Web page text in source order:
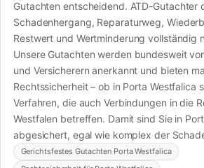
Gutachten entscheidend. ATD-Gutachter
Schadenhergang, Reparaturweg,
Restwert und Wertminderung vollständig
Unsere Gutachten werden bundesweit
und Versicherern anerkannt und bieten
Rechtssicherheit – ob in Porta Westfalica
Verfahren, die auch Verbindungen in die
Westfalen betreffen. Damit sind Sie in
abgesichert, egal wie komplex der
Gerichtsfestes Gutachten Porta Westfalica